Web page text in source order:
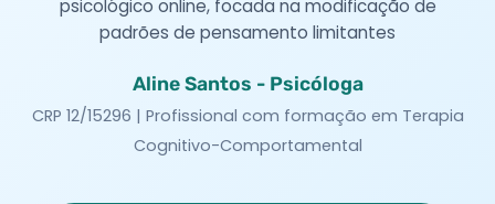
psicológico online, focada na modificação de
padrões de pensamento limitantes
Aline Santos - Psicóloga
CRP 12/15296 | Profissional com formação em Terapia
Cognitivo-Comportamental